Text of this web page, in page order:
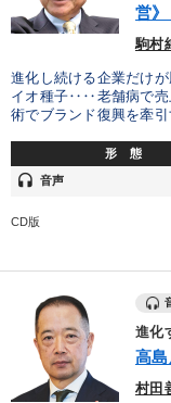
若手異才経営者の発想
リーダーの器量を学
テーマ
【最新刊】時代を
集２タイトル
「利上げ時代の最新
予測と株式投資」最
組織・採用・スキル
営》
駒村
進化し続ける企業だけ
イオ種子‥‥老舗病で売
術でブランド復興を牽
形 態
headset 音声
CD版
進化
高
村田